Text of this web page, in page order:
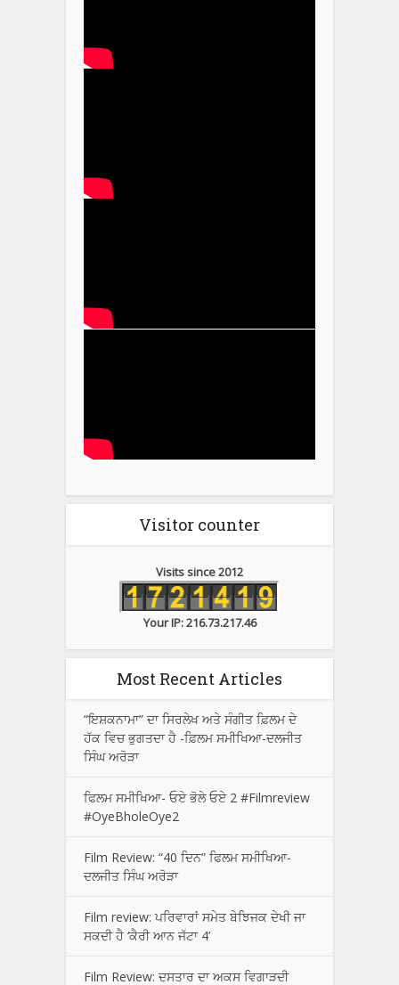
Visitor counter
Visits since 2012
Your IP: 216.73.217.46
Most Recent Articles
“ਇਸ਼ਕਨਾਮਾ” ਦਾ ਸਿਰਲੇਖ ਅਤੇ ਸੰਗੀਤ ਫ਼ਿਲਮ ਦੇ
ਹੱਕ ਵਿਚ ਭੁਗਤਦਾ ਹੈ -ਫ਼ਿਲਮ ਸਮੀਖਿਆ-ਦਲਜੀਤ
ਸਿੰਘ ਅਰੋੜਾ
ਫਿਲਮ ਸਮੀਖਿਆ- ਓਏ ਭੋਲੇ ਓਏ 2 #Filmreview
#OyeBholeOye2
Film Review: “40 ਦਿਨ” ਫਿਲਮ ਸਮੀਖਿਆ-
ਦਲਜੀਤ ਸਿੰਘ ਅਰੋੜਾ
Film review: ਪਰਿਵਾਰਾਂ ਸਮੇਤ ਬੇਝਿਜਕ ਦੇਖੀ ਜਾ
ਸਕਦੀ ਹੈ ‘ਕੈਰੀ ਆਨ ਜੱਟਾ 4’
Film Review: ਦਸਤਾਰ ਦਾ ਅਕਸ ਵਿਗਾੜਦੀ